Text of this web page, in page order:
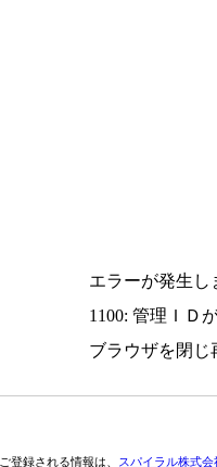
エラーが発生し
1100: 管理ＩＤ
ブラウザを閉じ
ご登録される情報は、 スパイラル株式会